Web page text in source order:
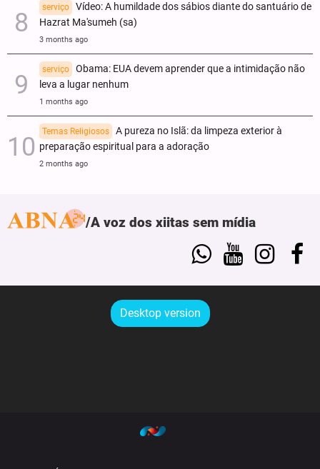
serviço
Vídeo: A humildade dos sábios diante do santuário de
Hazrat Ma'sumeh (sa)
3 months ago
serviço
Obama: EUA devem aprender que a intimidação não
leva a lugar nenhum
1 months ago
Temas Religiosos
A pureza no Islã: da limpeza exterior à
preparação espiritual para a adoração
2 months ago
A voz dos xiitas sem mídia
Desktop version